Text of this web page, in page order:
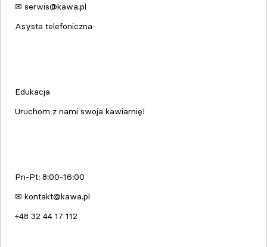
✉ serwis@kawa.pl
Asysta telefoniczna
Edukacja
Uruchom z nami swoja kawiarnię!
Pn-Pt: 8:00-16:00
✉ kontakt@kawa.pl
+48 32 44 17 112